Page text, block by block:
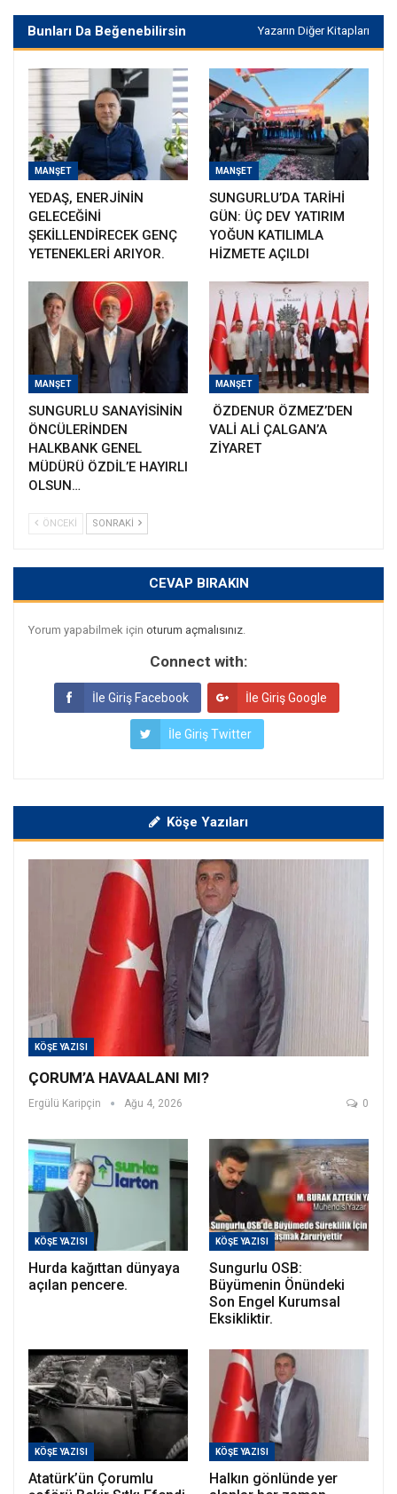
Bunları Da Beğenebilirsin Yazarın Diğer Kitapları
MANŞET
YEDAŞ, ENERJİNİN
GELECEĞİNİ
ŞEKİLLENDİRECEK GENÇ
YETENEKLERİ ARIYOR.
MANŞET
SUNGURLU’DA TARİHİ
GÜN: ÜÇ DEV YATIRIM
YOĞUN KATILIMLA
HİZMETE AÇILDI
MANŞET
SUNGURLU SANAYİSİNİN
ÖNCÜLERİNDEN
HALKBANK GENEL
MÜDÜRÜ ÖZDİL’E HAYIRLI
OLSUN…
MANŞET
ÖZDENUR ÖZMEZ’DEN
VALİ ALİ ÇALGAN’A
ZİYARET
ÖNCEKI SONRAKI
CEVAP BIRAKIN
Yorum yapabilmek için oturum açmalısınız
Connect with:
İle Giriş Facebook İle Giriş Google
İle Giriş Twitter
Köşe Yazıları
KÖŞE YAZISI
ÇORUM’A HAVAALANI MI?
Ergülü Karipçin Ağu 4, 2026 0
KÖŞE YAZISI
Hurda kağıttan dünyaya
açılan pencere.
KÖŞE YAZISI
Sungurlu OSB:
Büyümenin Önündeki
Son Engel Kurumsal
Eksikliktir.
KÖŞE YAZISI
Atatürk’ün Çorumlu
KÖŞE YAZISI
Halkın gönlünde yer